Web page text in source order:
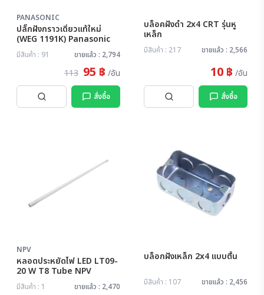
PANASONIC
ปลั๊กฝังกราวเดี่ยวแท้ใหม่
(WEG 1191K) Panasonic
มีสินค้า : 91 ขายแล้ว : 2,794
113 95 ฿ /อัน
สั่งซื้อ
บล็อคฝังดำ 2x4 CRT รุ่นหู
เหล็ก
มีสินค้า : 217 ขายแล้ว : 2,566
10 ฿ /อัน
สั่งซื้อ
NPV
หลอดประหยัดไฟ LED LT09-
20 W T8 Tube NPV
มีสินค้า : 1 ขายแล้ว : 2,470
บล็อกฝังเหล็ก 2x4 แบบตื้น
มีสินค้า : 107 ขายแล้ว : 2,456